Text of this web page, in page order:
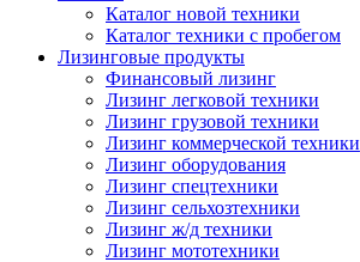
Каталог новой техники
Каталог техники с пробегом
Лизинговые продукты
Финансовый лизинг
Лизинг легковой техники
Лизинг грузовой техники
Лизинг коммерческой техники
Лизинг оборудования
Лизинг спецтехники
Лизинг сельхозтехники
Лизинг ж/д техники
Лизинг мототехники